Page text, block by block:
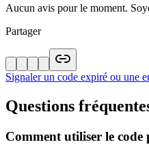
Aucun avis pour le moment.
Partager
Signaler un code expiré ou une
Questions
Comment utiliser le